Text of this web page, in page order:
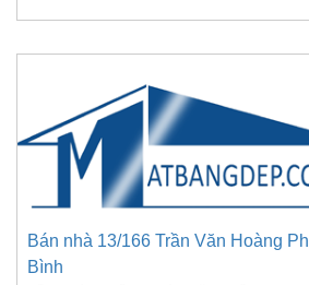
Bán nhà 13/166 Trần Văn Hoàng
Bình